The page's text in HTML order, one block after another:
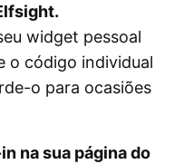
widget pessoal
o código individual
o para ocasiões
na sua página do